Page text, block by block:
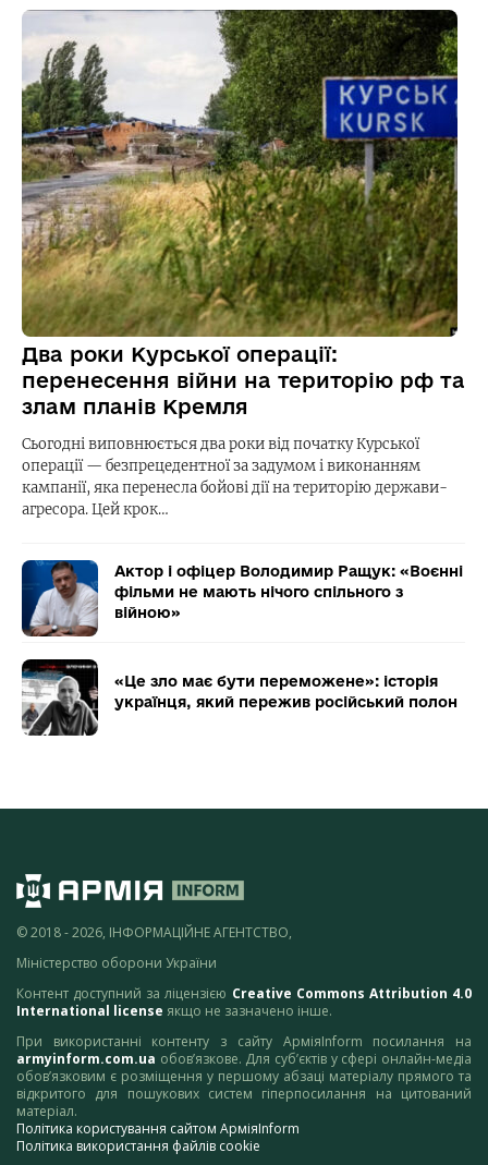
Два роки Курської операції:
перенесення війни на територію рф та
злам планів Кремля
Сьогодні виповнюється два роки від початку Курської
операції — безпрецедентної за задумом і виконанням
кампанії, яка перенесла бойові дії на територію держави-
агресора. Цей крок…
Актор і офіцер Володимир Ращук: «Воєнні
фільми не мають нічого спільного з
війною»
«Це зло має бути переможене»: історія
українця, який пережив російський полон
© 2018 - 2026, ІНФОРМАЦІЙНЕ АГЕНТСТВО,
Міністерство оборони України
Контент доступний за ліцензією Creative Commons Attribution 4.0
International license якщо не зазначено інше.
При використанні контенту з сайту АрміяInform посилання на
armyinform.com.ua обов’язкове. Для суб’єктів у сфері онлайн-медіа
обов’язковим є розміщення у першому абзаці матеріалу прямого та
відкритого для пошукових систем гіперпосилання на цитований
матеріал.
Політика користування сайтом АрміяInform
Політика використання файлів cookie